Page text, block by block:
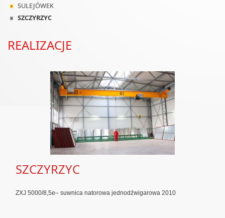
SULEJÓWEK
SZCZYRZYC
REALIZACJE
SZCZYRZYC
ZXJ 5000/8,5e– suwnica natorowa jednodźwigarowa 2010